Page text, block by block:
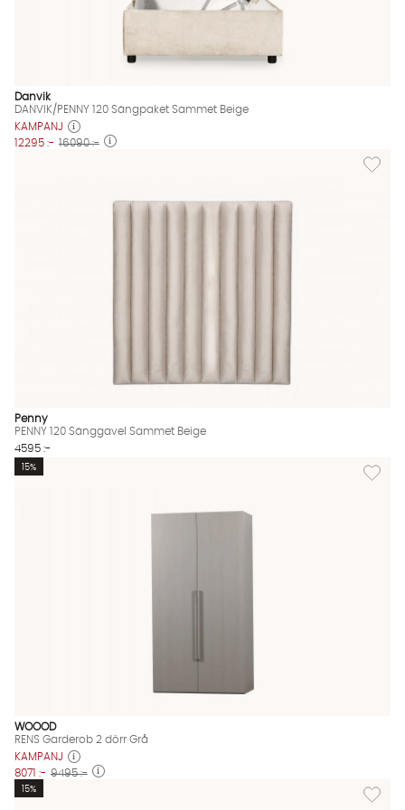
Danvik
DANVIK/PENNY 120 Sängpaket Sammet Beige
KAMPANJ
12295 :- 16090 :-
Lägg
Penny
PENNY 120 Sänggavel Sammet Beige
4595 :-
Lägg
15%
WOOOD
RENS Garderob 2 dörr Grå
KAMPANJ
8071 :- 9495 :-
Lägg
15%